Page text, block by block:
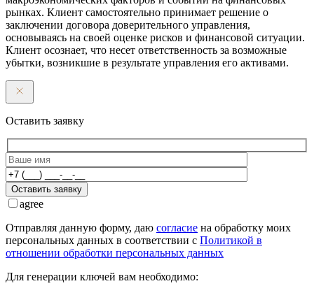
рынках. Клиент самостоятельно принимает решение о
заключении договора доверительного управления,
основываясь на своей оценке рисков и финансовой ситуации.
Клиент осознает, что несет ответственность за возможные
убытки, возникшие в результате управления его активами.
Оставить заявку
Оставить заявку
agree
Отправляя данную форму, даю согласие на обработку моих
персональных данных в соответствии с Политикой в
отношении обработки персональных данных
Для генерации ключей вам необходимо: